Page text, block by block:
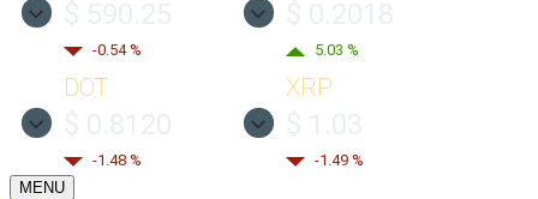
-0.54 % 5.03 %
DOT
-1.48 %
XRP
-1.49 %
MENU